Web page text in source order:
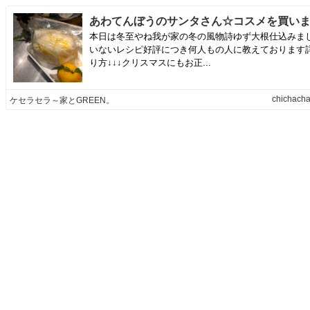
本日は冬至やね我が家の冬の風物詩ゆず大根仕込みま
いないレシピ好評につき何人もの人に教えております
り方↓↓↓クリスマスにもお正...
ケセラセラ～家とGREEN。